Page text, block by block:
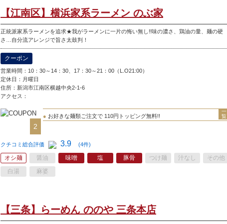
【江南区】横浜家系ラーメン のぶ家
正統派家系ラーメンを追求★我がラーメンに一片の悔い無し!!味の濃さ、鶏油の量、麺の硬
さ…自分流アレンジで旨さ太鼓判！
クーポン
営業時間：10：30～14：30、17：30～21：00（L.O21:00）
定休日： 月曜日
住所：新潟市江南区横越中央2-1-6
アクセス：
2
● お好きな麺類ご注文で 110円トッピング無料!!
一
覧
クチコミ総合評価 3.9 (4件)
オシ麺 醤油 味噌 塩 豚骨 つけ麺 汁なし
その他
白湯
麻婆
【三条】らーめん ののや 三条本店